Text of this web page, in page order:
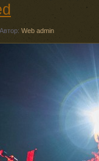
Автор: Web admin